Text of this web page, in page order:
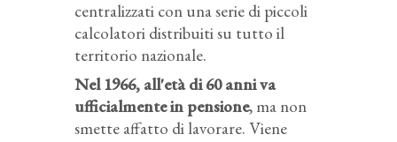
centralizzati con una serie di piccoli
calcolatori distribuiti su tutto il
territorio nazionale.
Nel 1966, all'età di 60 anni va
ufficialmente in pensione, ma non
smette affatto di lavorare. Viene